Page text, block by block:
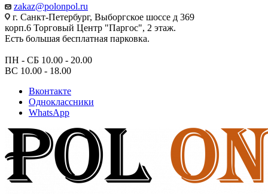
zakaz@polonpol.ru
г. Санкт-Петербург, Выборгское шоссе д 369
корп.6 Торговый Центр "Паргос", 2 этаж.
Есть большая бесплатная парковка.
ПН - СБ 10.00 - 20.00
ВС 10.00 - 18.00
Вконтакте
Одноклассники
WhatsApp